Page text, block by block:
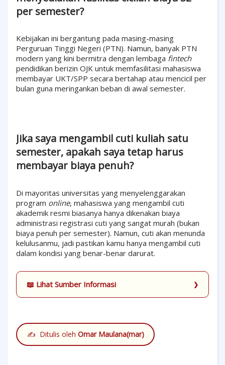
per semester?
Kebijakan ini bergantung pada masing-masing
Perguruan Tinggi Negeri (PTN). Namun, banyak PTN
modern yang kini bermitra dengan lembaga fintech
pendidikan berizin OJK untuk memfasilitasi mahasiswa
membayar UKT/SPP secara bertahap atau mencicil per
bulan guna meringankan beban di awal semester.
Jika saya mengambil cuti kuliah satu
semester, apakah saya tetap harus
membayar biaya penuh?
Di mayoritas universitas yang menyelenggarakan
program online, mahasiswa yang mengambil cuti
akademik resmi biasanya hanya dikenakan biaya
administrasi registrasi cuti yang sangat murah (bukan
biaya penuh per semester). Namun, cuti akan menunda
kelulusanmu, jadi pastikan kamu hanya mengambil cuti
dalam kondisi yang benar-benar darurat.
📖 Lihat Sumber Informasi
✍️ Ditulis oleh Omar Maulana(mar)